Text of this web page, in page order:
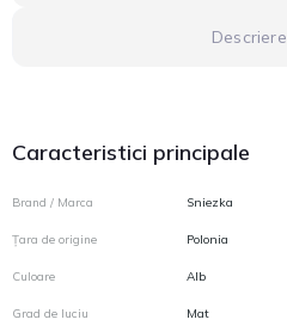
Descriere
Caracteristici principale
Brand / Marca Sniezka
Țara de origine Polonia
Culoare Alb
Grad de luciu Mat